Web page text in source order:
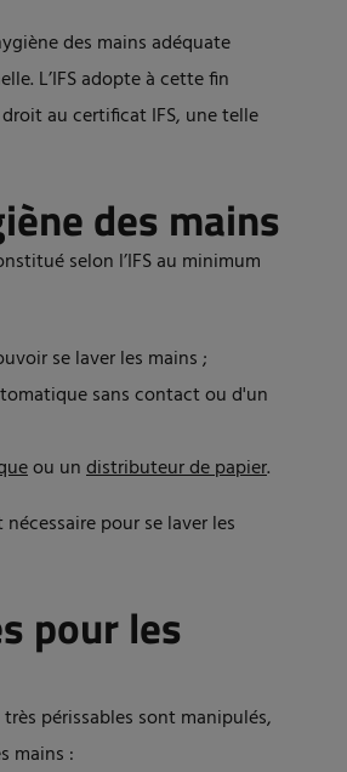
des mains adéquate
L’IFS adopte à cette fin
au certificat IFS, une telle
des mains
selon l’IFS au minimum
se laver les mains ;
sans contact ou d'un
ou undistributeur de papier.
pour se laver les
pour les
périssables sont manipulés,
mains :